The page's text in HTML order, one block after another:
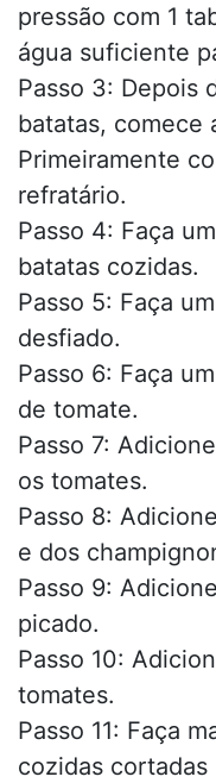
pressão com 1
água suficiente
Passo 3: Depois
batatas, comece
Primeiramente
refratário.
Passo 4: Faça
batatas cozidas.
Passo 5: Faça
desfiado.
Passo 6: Faça
de tomate.
Passo 7:
os tomates.
Passo 8:
e dos
Passo 9:
picado.
Passo 10:
tomates.
Passo 11: Faça
cozidas cortadas